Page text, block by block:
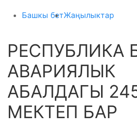
Башкы бетЖаңылыктар
РЕСПУБЛИКА
АВАРИЯЛЫК
АБАЛДАГЫ
МЕКТЕП БАР